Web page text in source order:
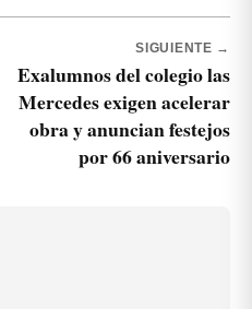
SIGUIENTE →
Exalumnos del colegio las
Mercedes exigen acelerar
obra y anuncian festejos
por 66 aniversario